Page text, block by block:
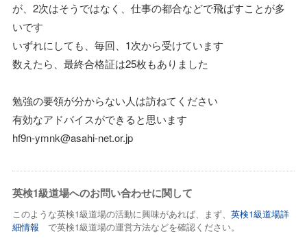
が、2次はそうではなく、仕事の都合などで飛ばすことが多
いです
いずれにしても、毎回、1次から受けています
数えたら、最終合格証は25枚もありました
勉強の要領が分からない人は訪ねてください
有効なアドバイスができると思います
hf9n-ymnk@asahi-net.or.jp
英検1級道場へのお問い合わせに関して
このような英検1級道場の活動に興味があれば、まず、 英検1級道場詳
細情報 で英検1級道場の運営方法などを確認ください。